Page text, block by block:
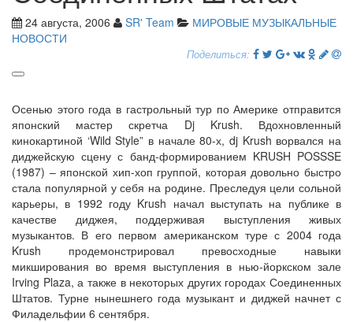
24 августа, 2006 SR' Team
МИРОВЫЕ МУЗЫКАЛЬНЫЕ
НОВОСТИ
Поделиться:
Осенью этого года в гастрольный тур по Америке отправится
японский мастер скретча Dj Krush. Вдохновленный
кинокартиной ‘Wild Style” в начале 80-х, dj Krush ворвался на
диджейскую сцену с банд-формированием KRUSH POSSSE
(1987) – японской хип-хоп группой, которая довольно быстро
стала популярной у себя на родине. Преследуя цели сольной
карьеры, в 1992 году Krush начал выступать на публике в
качестве диджея, поддерживая выступления живых
музыкантов. В его первом американском туре с 2004 года
Krush продемонстрировал превосходные навыки
микширования во время выступления в нью-йоркском зале
Irving Plaza, а также в некоторых других городах Соединенных
Штатов. Турне нынешнего года музыкант и диджей начнет с
Филадельфии 6 сентября.